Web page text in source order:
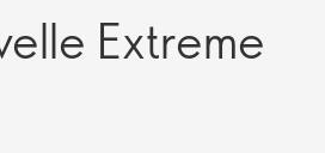
Extreme